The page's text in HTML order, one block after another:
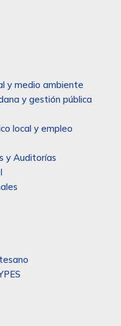
y medio ambiente
y gestión pública
local y empleo
y Auditorías